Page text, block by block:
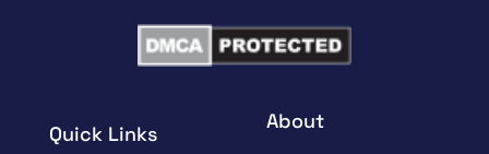
Quick Links
About